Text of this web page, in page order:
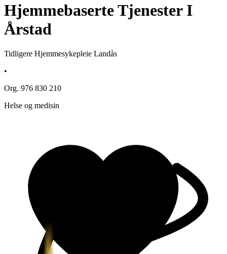
Hjemmebaserte Tjenester I
Årstad
Tidligere Hjemmesykepleie Landås
•
Org. 976 830 210
Helse og medisin